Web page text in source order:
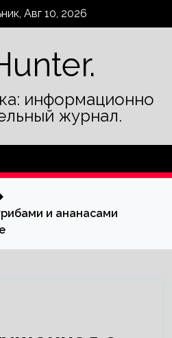
Авг 10, 2026
информационно
журнал.
и ананасами